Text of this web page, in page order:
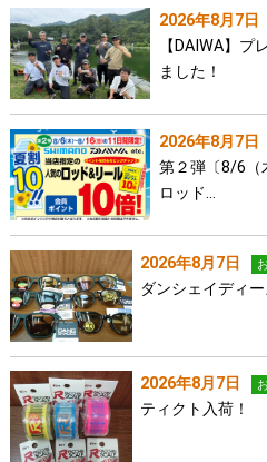
2026年8月7日
【DAIWA】プ
ました！
2026年8月7日
第２弾〔8/6（
ロッド…
2026年8月7日
ダンシェイディー
2026年8月7日
ティクト入荷！